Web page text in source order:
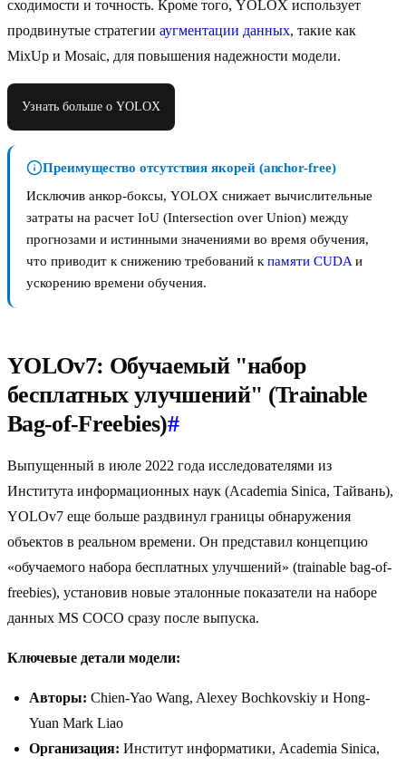
сходимости и точность. Кроме того, YOLOX использует
продвинутые стратегии аугментации данных, такие как
MixUp и Mosaic, для повышения надежности модели.
Узнать больше о YOLOX
Преимущество отсутствия якорей (anchor-free)
Исключив анкор-боксы, YOLOX снижает вычислительные
затраты на расчет IoU (Intersection over Union) между
прогнозами и истинными значениями во время обучения,
что приводит к снижению требований к памяти CUDA и
ускорению времени обучения.
YOLOv7: Обучаемый "набор
бесплатных улучшений" (Trainable
Bag-of-Freebies)#
Выпущенный в июле 2022 года исследователями из
Института информационных наук (Academia Sinica, Тайвань),
YOLOv7 еще больше раздвинул границы обнаружения
объектов в реальном времени. Он представил концепцию
«обучаемого набора бесплатных улучшений» (trainable bag-of-
freebies), установив новые эталонные показатели на наборе
данных MS COCO сразу после выпуска.
Ключевые детали модели:
Авторы: Chien-Yao Wang, Alexey Bochkovskiy и Hong-
Yuan Mark Liao
Организация: Институт информатики, Academia Sinica,